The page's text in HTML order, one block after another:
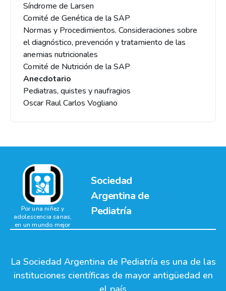
Síndrome de Larsen
Comité de Genética de la SAP
Normas y Procedimientos. Consideraciones sobre
el diagnóstico, prevención y tratamiento de las
anemias nutricionales
Comité de Nutrición de la SAP
Anecdotario
Pediatras, quistes y naufragios
Oscar Raul Carlos Vogliano
Sociedad
Argentina de
Pediatría
Por una niñez y
adolescencia sanas,
en un mundo mejor
La Sociedad Argentina de Pediatría es una de las
instituciones científicas de mayor antigüedad en